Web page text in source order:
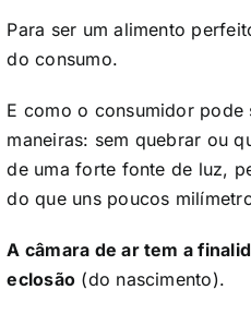
Para ser um alimento
do consumo.
E como o consumidor pode
maneiras: sem quebrar ou
de uma forte fonte de luz,
do que uns poucos
A câmara de ar tem a
eclosão (do nascimento).